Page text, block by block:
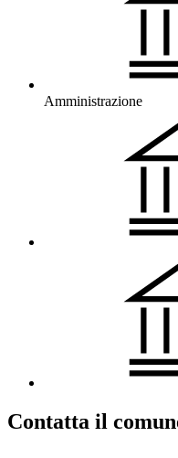
Amministrazione
Contatta il